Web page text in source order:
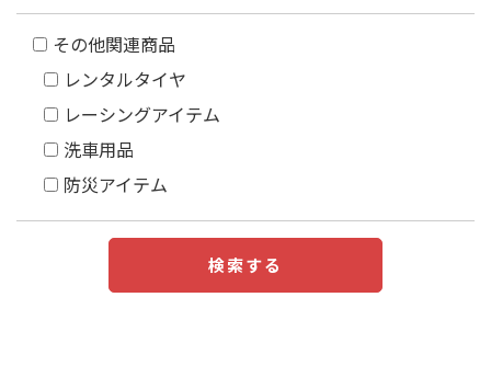
その他関連商品
レンタルタイヤ
レーシングアイテム
洗車用品
防災アイテム